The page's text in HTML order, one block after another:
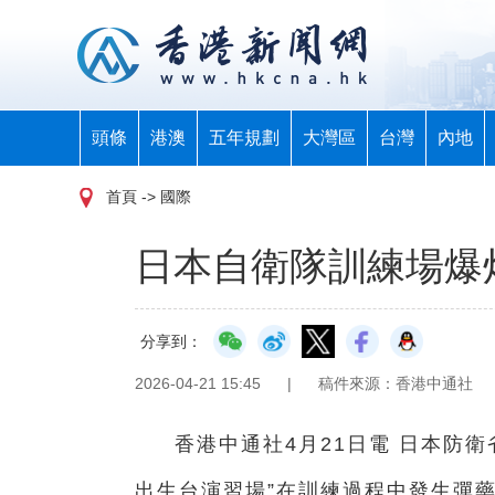
頭條 港澳 五年規劃 大灣區 台灣 內地
首頁 -> 國際
日本自衛隊訓練場
分享到：
2026-04-21 15:45 | 稿件來源：香港中通社
香港中通社4月21日電 日本防
出生台演習場”在訓練過程中發生彈